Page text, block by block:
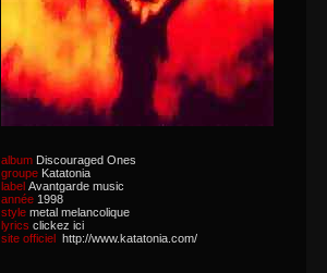
album Discouraged Ones
groupe Katatonia
label Avantgarde music
année 1998
style metal melancolique
lyrics clickez ici
site officiel http://www.katatonia.com/